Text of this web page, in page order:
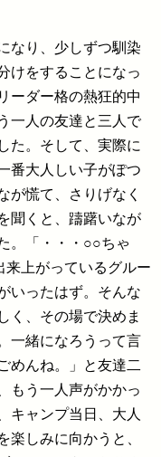
なり、少しずつ馴染
けをすることになっ
ーダー格の熱狂的中
一人の友達と三人で
た。そして、実際に
番大人しい子がぽつ
が慌て、さりげなく
聞くと、躊躇いなが
。「・・・○○ちゃ
来上がっているグルー
いったはず。そんな
く、その場で決めま
一緒になろうって言
めんね。」と友達二
もう一人声がかかっ
キャンプ当日、大人
楽しみに向かうと、